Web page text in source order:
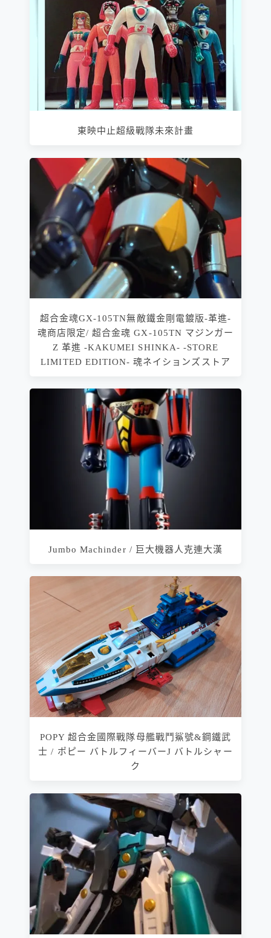
東映中止超級戰隊未來計畫
超合金魂GX-105TN無敵鐵金剛電鍍版-革進-
魂商店限定/ 超合金魂 GX-105TN マジンガー
Z 革進 -KAKUMEI SHINKA- -STORE
LIMITED EDITION- 魂ネイションズストア
Jumbo Machinder / 巨大機器人克連大漢
POPY 超合金國際戰隊母艦戰鬥鯊號&鋼鐵武
士 / ポピー バトルフィーバーJ バトルシャー
ク